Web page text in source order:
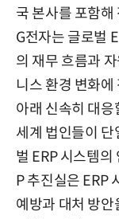
국 본사를 포함
G전자는 글로벌
의 재무 흐름과
니스 환경 변화
아래 신속히 대응
세계 법인들이
벌 ERP 시스템의
P 추진실은 ERP
예방과 대처 방